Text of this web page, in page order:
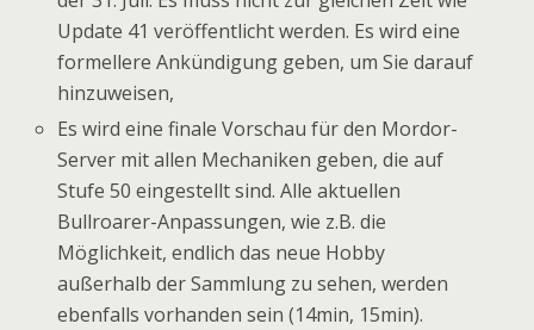
Update 41 veröffentlicht werden. Es wird eine
formellere Ankündigung geben, um Sie darauf
hinzuweisen,
Es wird eine finale Vorschau für den Mordor-
Server mit allen Mechaniken geben, die auf
Stufe 50 eingestellt sind. Alle aktuellen
Bullroarer-Anpassungen, wie z.B. die
Möglichkeit, endlich das neue Hobby
außerhalb der Sammlung zu sehen, werden
ebenfalls vorhanden sein (14min, 15min).